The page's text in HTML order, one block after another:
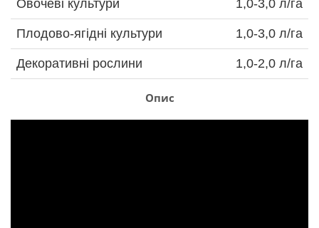
Овочеві культури 1,0-3,0 л/га
Плодово-ягідні культури 1,0-3,0 л/га
Декоративні рослини 1,0-2,0 л/га
Опис